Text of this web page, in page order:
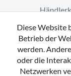
Vertrag
Diese Website
Betrieb der
werden.
oder die
Netzwerken